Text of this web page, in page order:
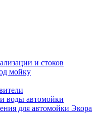
и стоков
мойку
воды автомойки
для автомойки Экора